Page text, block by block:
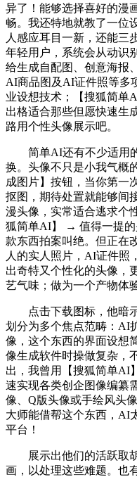
异了！能够选择喜好的漫
畅。我还特地就教了一位
人感应耳目一新，还能三
年轻用户，系统会从动识
给生成自配图、创意海报
AI商品图及AI证件照等多
业设想技术；【搜狐简单
出格适合那些但愿快速生
路用个性头像展示吧。
简单AI还有不少适用的
换。头像不只是小我气概
成图片】按钮，当你第一
抠图，期待处置就能够间
漫头像，实常适合逃求个
狐简单AI】 → 值得一提
款东西拍案叫绝。但正在
人的实人照片，AI证件照
出奇特又个性化的头像，
艺气味；做为一个产物体
点击下载图标，他暗示
划分为多个焦点范畴：AI
像，这个东西的界面设想
像生成软件时操做复杂，
出，我曾用【搜狐简单AI
速实现各类创企图像编纂
像、Q版头像或手绘风头
大师能借帮这个东西，AI
平台！
展示出他们的活跃取胡
画，以处理这些难题。也